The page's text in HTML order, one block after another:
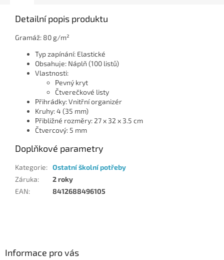
Detailní popis produktu
Gramáž: 80 g/m²
Typ zapínání: Elastické
Obsahuje: Náplň (100 listů)
Vlastnosti:
Pevný kryt
Čtverečkové listy
Přihrádky: Vnitřní organizér
Kruhy: 4 (35 mm)
Přibližné rozměry: 27 x 32 x 3.5 cm
Čtvercový: 5 mm
Doplňkové parametry
Kategorie: Ostatní školní potřeby
Záruka:
2 roky
EAN: 8412688496105
Informace pro vás